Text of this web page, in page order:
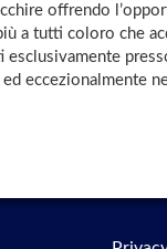
offrendo
a tutti coloro che
eccezionalmente